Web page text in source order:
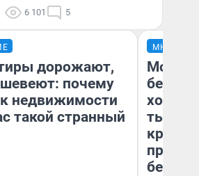
6 101 5
дорожают,
почему
недвижимости
такой странный
МНЕНИЕ
Мой
хотела
тысяч,